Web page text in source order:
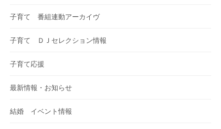
子育て 番組連動アーカイヴ
子育て ＤＪセレクション情報
子育て応援
最新情報・お知らせ
結婚 イベント情報